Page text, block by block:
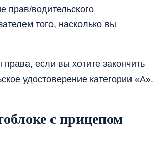
прав/водительского
того, насколько вы
если вы хотите закончить
удостоверение категории «А».
с прицепом